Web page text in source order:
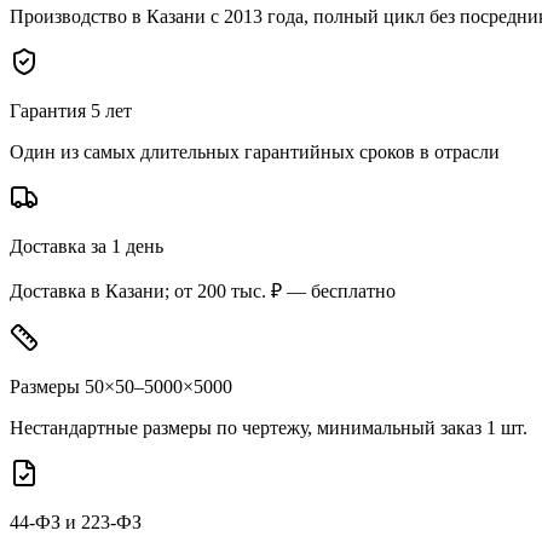
Производство в Казани с 2013 года, полный цикл без
Гарантия 5 лет
Один из самых длительных гарантийных сроков в отрасли
Доставка за 1 день
Доставка в Казани; от 200 тыс. ₽ — бесплатно
Размеры 50×50–5000×5000
Нестандартные размеры по чертежу, минимальный заказ 1 шт.
44-ФЗ и 223-ФЗ